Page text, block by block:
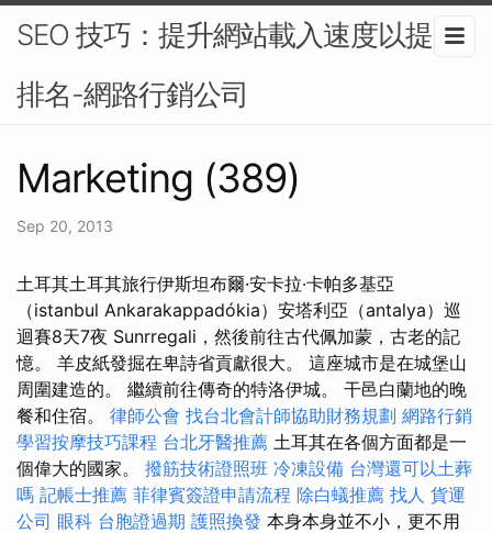
SEO 技巧：提升網站載入速度以提高
排名-網路行銷公司
Marketing (389)
Sep 20, 2013
土耳其土耳其旅行伊斯坦布爾·安卡拉·卡帕多基亞
（istanbul Ankarakappadókia）安塔利亞（antalya）巡
迴賽8天7夜 Sunrregali，然後前往古代佩加蒙，古老的記
憶。 羊皮紙發掘在卑詩省貢獻很大。 這座城市是在城堡山
周圍建造的。 繼續前往傳奇的特洛伊城。 干邑白蘭地的晚
餐和住宿。 律師公會 找台北會計師協助財務規劃 網路行銷
學習按摩技巧課程 台北牙醫推薦 土耳其在各個方面都是一
個偉大的國家。 撥筋技術證照班 冷凍設備 台灣還可以土葬
嗎 記帳士推薦 菲律賓簽證申請流程 除白蟻推薦 找人 貨運
公司 眼科 台胞證過期 護照換發 本身本身並不小，更不用